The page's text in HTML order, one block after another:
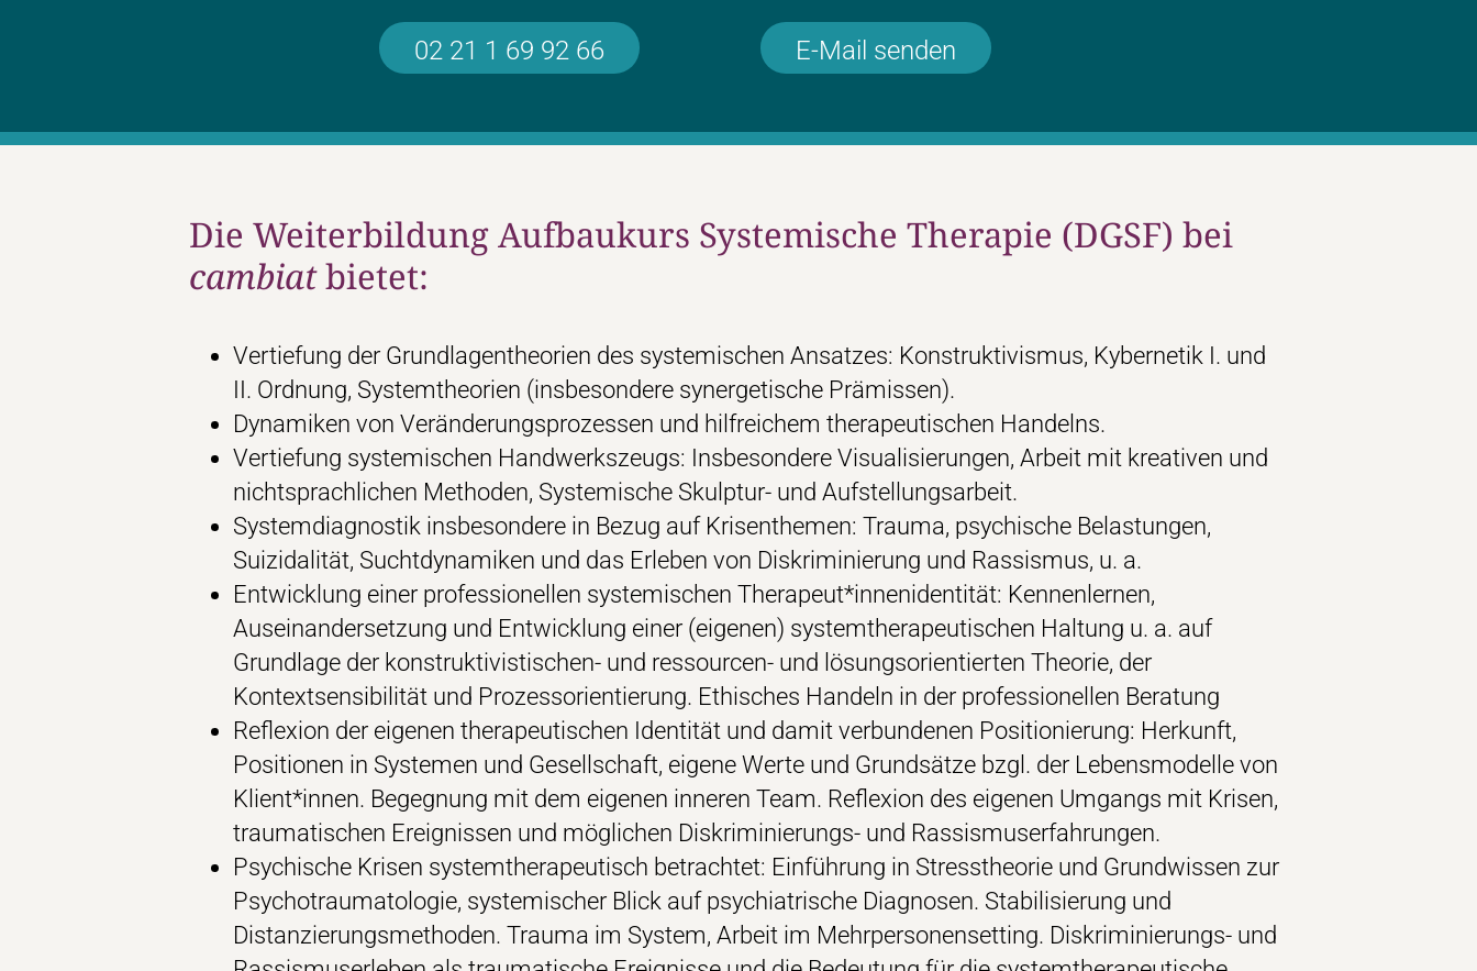
02 21 1 69 92 66 E-Mail senden
Die Weiterbildung Aufbaukurs Systemische Therapie (DGSF) bei
cambiatbietet:
Vertiefung der Grundlagentheorien des systemischen Ansatzes: Konstruktivismus, Kybernetik I. und
II. Ordnung, Systemtheorien (insbesondere synergetische Prämissen).
Dynamiken von Veränderungsprozessen und hilfreichem therapeutischen Handelns.
Vertiefung systemischen Handwerkszeugs: Insbesondere Visualisierungen, Arbeit mit kreativen und
nichtsprachlichen Methoden, Systemische Skulptur- und Aufstellungsarbeit.
Systemdiagnostik insbesondere in Bezug auf Krisenthemen: Trauma, psychische Belastungen,
Suizidalität, Suchtdynamiken und das Erleben von Diskriminierung und Rassismus, u. a.
Entwicklung einer professionellen systemischen Therapeut*innenidentität: Kennenlernen,
Auseinandersetzung und Entwicklung einer (eigenen) systemtherapeutischen Haltung u. a. auf
Grundlage der konstruktivistischen- und ressourcen- und lösungsorientierten Theorie, der
Kontextsensibilität und Prozessorientierung. Ethisches Handeln in der professionellen Beratung
Reflexion der eigenen therapeutischen Identität und damit verbundenen Positionierung: Herkunft,
Positionen in Systemen und Gesellschaft, eigene Werte und Grundsätze bzgl. der Lebensmodelle von
Klient*innen. Begegnung mit dem eigenen inneren Team. Reflexion des eigenen Umgangs mit Krisen,
traumatischen Ereignissen und möglichen Diskriminierungs- und Rassismuserfahrungen.
Psychische Krisen systemtherapeutisch betrachtet: Einführung in Stresstheorie und Grundwissen zur
Psychotraumatologie, systemischer Blick auf psychiatrische Diagnosen. Stabilisierung und
Distanzierungsmethoden. Trauma im System, Arbeit im Mehrpersonensetting. Diskriminierungs- und